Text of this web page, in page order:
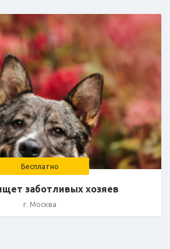
Бесплатно
заботливых хозяев
г. Москва